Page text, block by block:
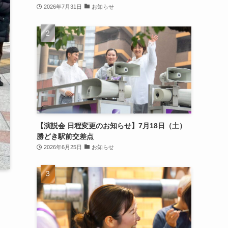
2026年7月31日 お知らせ
【演説会 日程変更のお知らせ】7月18日（土）
勝どき駅前交差点
2026年6月25日 お知らせ